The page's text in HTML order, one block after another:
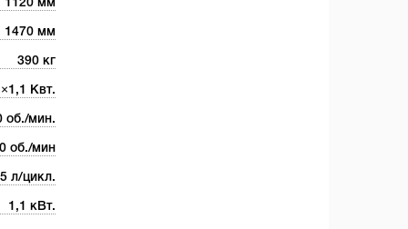
1120 мм
1470 мм
390 кг
Квт.
об./мин.
об./мин
л/цикл.
1,1 кВт.